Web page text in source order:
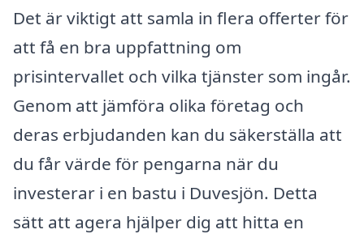
Det är viktigt att samla in flera offerter för
att få en bra uppfattning om
prisintervallet och vilka tjänster som ingår.
Genom att jämföra olika företag och
deras erbjudanden kan du säkerställa att
du får värde för pengarna när du
investerar i en bastu i Duvesjön. Detta
sätt att agera hjälper dig att hitta en